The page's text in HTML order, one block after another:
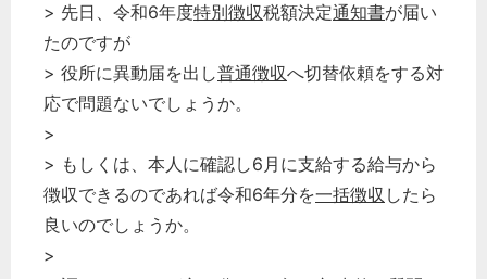
> 先日、令和6年度特別徴収税額決定通知書が届い
たのですが
> 役所に異動届を出し普通徴収へ切替依頼をする対
応で問題ないでしょうか。
>
> もしくは、本人に確認し6月に支給する給与から
徴収できるのであれば令和6年分を一括徴収 したら
良いのでしょうか。
>